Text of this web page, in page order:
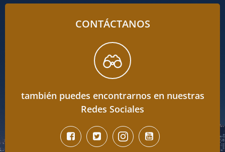
CONTÁCTANOS
también puedes encontrarnos en nuestras
Redes Sociales